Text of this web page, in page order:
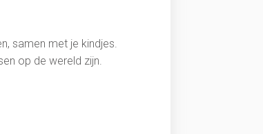
samen met je kindjes.
op de wereld zijn.